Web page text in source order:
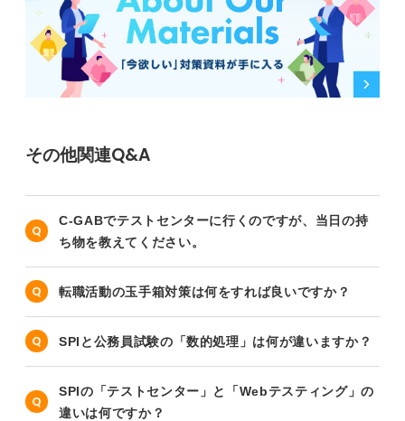
その他関連Q&A
C-GABでテストセンターに行くのですが、当日の持
ち物を教えてください。
転職活動の玉手箱対策は何をすれば良いですか？
SPIと公務員試験の「数的処理」は何が違いますか？
SPIの「テストセンター」と「Webテスティング」の
違いは何ですか？